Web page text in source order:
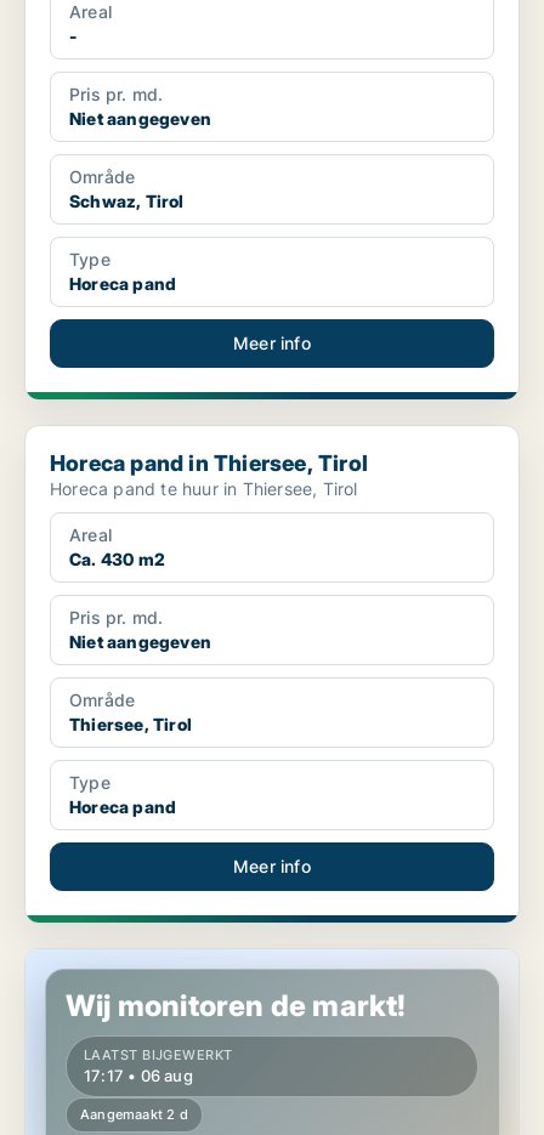
Areal
-
Pris pr. md.
Niet aangegeven
Område
Schwaz, Tirol
Type
Horeca pand
Meer info
Horeca pand in Thiersee, Tirol
Horeca pand in Thiersee, Tirol
Horeca pand te huur in Thiersee, Tirol
Areal
Ca. 430 m2
Pris pr. md.
Niet aangegeven
Område
Thiersee, Tirol
Type
Horeca pand
Meer info
Horeca pand in Innsbruck, Tirol
Wij monitoren de markt!
LAATST BIJGEWERKT
17:17 • 06 aug
Aangemaakt 2 d